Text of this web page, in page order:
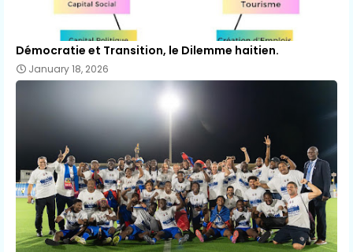
Démocratie et Transition, le Dilemme haitien.
January 18, 2026